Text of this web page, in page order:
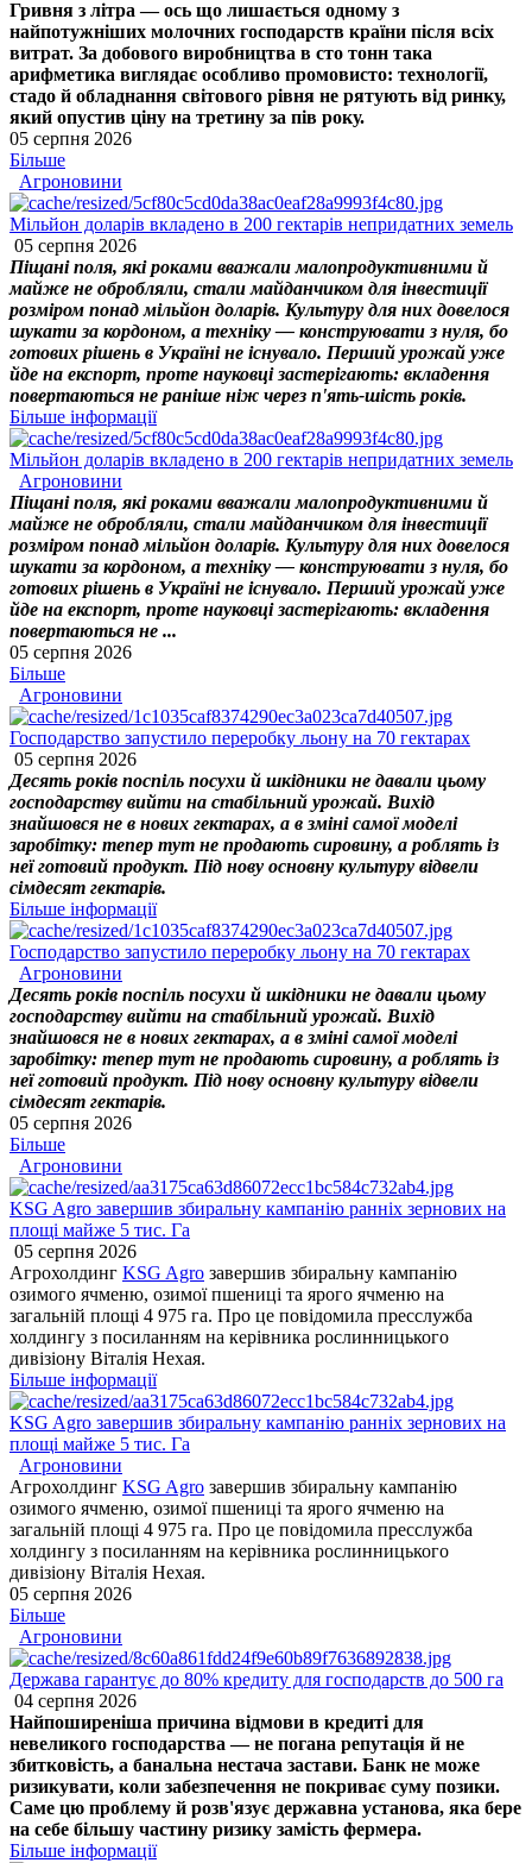
Гривня з літра — ось що лишається одному з
найпотужніших молочних господарств країни після всіх
витрат. За добового виробництва в сто тонн така
арифметика виглядає особливо промовисто: технології,
стадо й обладнання світового рівня не рятують від ринку,
який опустив ціну на третину за пів року.
05 серпня 2026
Більше
Агроновини
Мільйон доларів вкладено в 200 гектарів непридатних земель
05 серпня 2026
Піщані поля, які роками вважали малопродуктивними й
майже не обробляли, стали майданчиком для інвестиції
розміром понад мільйон доларів. Культуру для них довелося
шукати за кордоном, а техніку — конструювати з нуля, бо
готових рішень в Україні не існувало. Перший урожай уже
йде на експорт, проте науковці застерігають: вкладення
повертаються не раніше ніж через п'ять-шість років.
Більше інформації
Мільйон доларів вкладено в 200 гектарів непридатних земель
Агроновини
Піщані поля, які роками вважали малопродуктивними й
майже не обробляли, стали майданчиком для інвестиції
розміром понад мільйон доларів. Культуру для них довелося
шукати за кордоном, а техніку — конструювати з нуля, бо
готових рішень в Україні не існувало. Перший урожай уже
йде на експорт, проте науковці застерігають: вкладення
повертаються не ...
05 серпня 2026
Більше
Агроновини
Господарство запустило переробку льону на 70 гектарах
05 серпня 2026
Десять років поспіль посухи й шкідники не давали цьому
господарству вийти на стабільний урожай. Вихід
знайшовся не в нових гектарах, а в зміні самої моделі
заробітку: тепер тут не продають сировину, а роблять із
неї готовий продукт. Під нову основну культуру відвели
сімдесят гектарів.
Більше інформації
Господарство запустило переробку льону на 70 гектарах
Агроновини
Десять років поспіль посухи й шкідники не давали цьому
господарству вийти на стабільний урожай. Вихід
знайшовся не в нових гектарах, а в зміні самої моделі
заробітку: тепер тут не продають сировину, а роблять із
неї готовий продукт. Під нову основну культуру відвели
сімдесят гектарів.
05 серпня 2026
Більше
Агроновини
KSG Agro завершив збиральну кампанію ранніх зернових на
площі майже 5 тис. Га
05 серпня 2026
Агрохолдинг KSG Agro завершив збиральну кампанію
озимого ячменю, озимої пшениці та ярого ячменю на
загальній площі 4 975 га. Про це повідомила пресслужба
холдингу з посиланням на керівника рослинницького
дивізіону Віталія Нехая.
Більше інформації
KSG Agro завершив збиральну кампанію ранніх зернових на
площі майже 5 тис. Га
Агроновини
Агрохолдинг KSG Agro завершив збиральну кампанію
озимого ячменю, озимої пшениці та ярого ячменю на
загальній площі 4 975 га. Про це повідомила пресслужба
холдингу з посиланням на керівника рослинницького
дивізіону Віталія Нехая.
05 серпня 2026
Більше
Агроновини
Держава гарантує до 80% кредиту для господарств до 500 га
04 серпня 2026
Найпоширеніша причина відмови в кредиті для
невеликого господарства — не погана репутація й не
збитковість, а банальна нестача застави. Банк не може
ризикувати, коли забезпечення не покриває суму позики.
Саме цю проблему й розв'язує державна установа, яка бере
на себе більшу частину ризику замість фермера.
Більше інформації